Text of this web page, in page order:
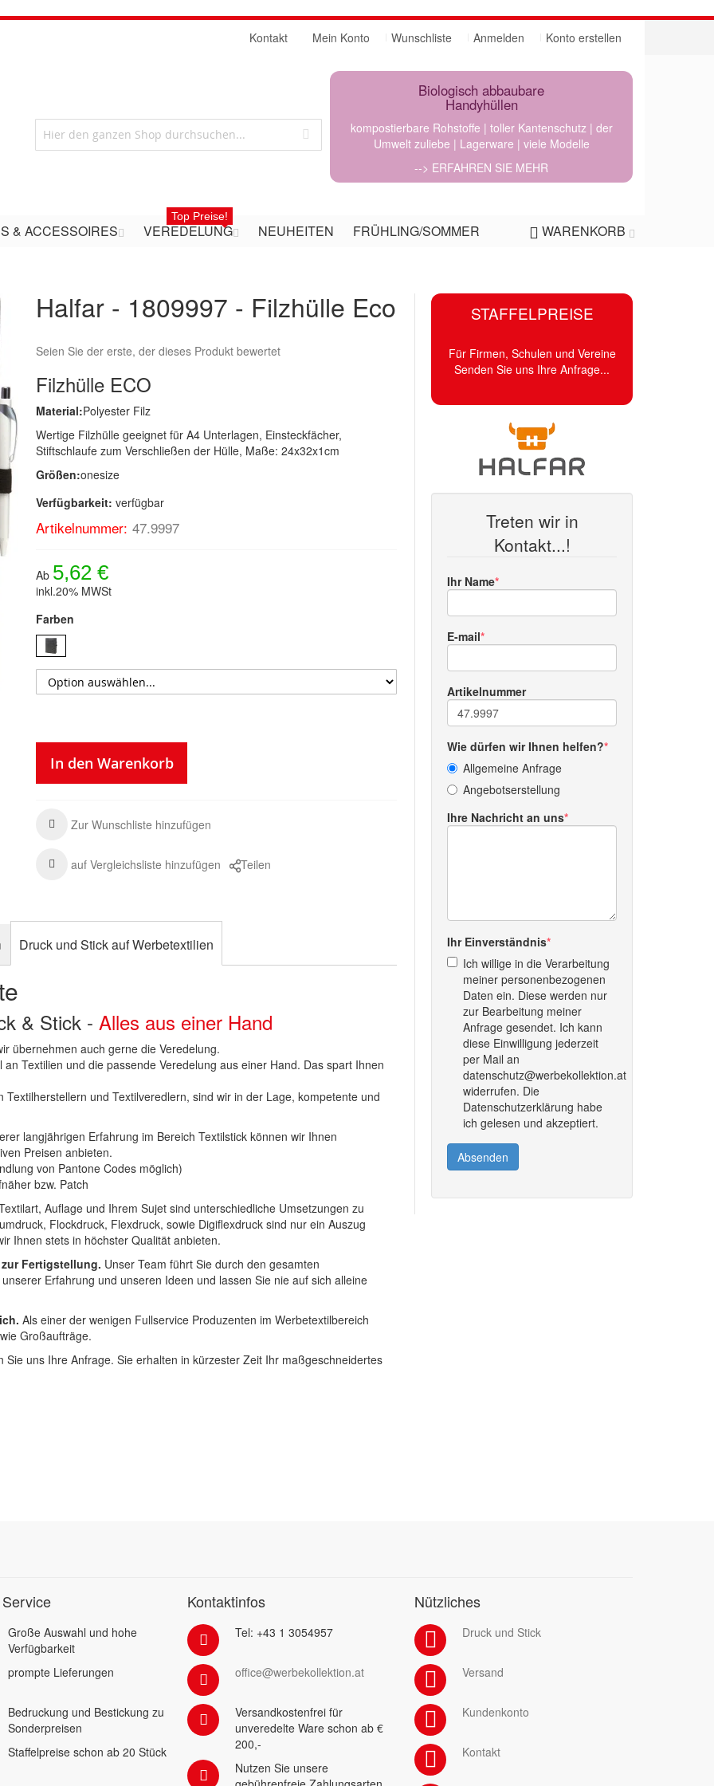
Mein Konto Wunschliste Anmelden Konto erstellen
Kontakt
Biologisch abbaubare
Handyhüllen
kompostierbare Rohstoffe | toller Kantenschutz | der
Umwelt zuliebe | Lagerware | viele Modelle
--> ERFAHREN SIE MEHR
WARENKORB
& ACCESSOIRES VEREDELUNG
Top Preise!
NEUHEITEN FRÜHLING/SOMMER
Halfar - 1809997 - Filzhülle Eco
Seien Sie der erste, der dieses Produkt bewertet
Filzhülle ECO
Material:Polyester Filz
Wertige Filzhülle geeignet für A4 Unterlagen, Einsteckfächer,
Stiftschlaufe zum Verschließen der Hülle, Maße: 24x32x1cm
Größen:onesize
Verfügbarkeit: verfügbar
Artikelnummer: 47.9997
Ab 5,62 €
inkl.20% MWSt
Farben
In den Warenkorb
Zur Wunschliste hinzufügen
auf Vergleichsliste hinzufügen Teilen
STAFFELPREISE
Für Firmen, Schulen und Vereine
Senden Sie uns Ihre Anfrage...
Treten wir in
Kontakt...!
Ihr Name
E-mail
Artikelnummer
Wie dürfen wir Ihnen helfen?
Allgemeine Anfrage
Angebotserstellung
Ihre Nachricht an uns
Ihr Einverständnis
Ich willige in die Verarbeitung
meiner personenbezogenen
Daten ein. Diese werden nur
zur Bearbeitung meiner
Anfrage gesendet. Ich kann
diese Einwilligung jederzeit
per Mail an
datenschutz@werbekollektion.at
widerrufen. Die
Datenschutzerklärung habe
ich gelesen und akzeptiert.
Absenden
Druck und Stick auf Werbetextilien
& Stick -Alles aus einer Hand
übernehmen auch gerne die Veredelung.
Textilien und die passende Veredelung aus einer Hand. Das spart Ihnen
und Textilveredlern, sind wir in der Lage, kompetente und
langjährigen Erfahrung im Bereich Textilstick können wir Ihnen
Preisen anbieten.
von Pantone Codes möglich)
bzw. Patch
Auflage und Ihrem Sujet sind unterschiedliche Umsetzungen zu
Flockdruck, Flexdruck, sowie Digiflexdruck sind nur ein Auszug
Ihnen stets in höchster Qualität anbieten.
Fertigstellung. Unser Team führt Sie durch den gesamten
Erfahrung und unseren Ideen und lassen Sie nie auf sich alleine
Als einer der wenigen Fullservice Produzenten im Werbetextilbereich
Großaufträge.
uns Ihre Anfrage. Sie erhalten in kürzester Zeit Ihr maßgeschneidertes
Große Auswahl und hohe
Verfügbarkeit
prompte Lieferungen
Bedruckung und Bestickung zu
Sonderpreisen
Staffelpreise schon ab 20 Stück
Kontaktinfos
Tel: +43 1 3054957
office@werbekollektion.at
Versandkostenfrei für
unveredelte Ware schon ab €
200,-
Nutzen Sie unsere
Nützliches
Druck und Stick
Versand
Kundenkonto
Kontakt